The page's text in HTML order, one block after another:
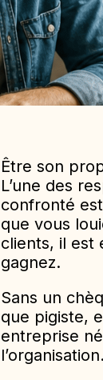
Être son
L’une des
confronté
que vous
clients, il est
gagnez.
Sans un
que pigiste,
entreprise
l’organisation.